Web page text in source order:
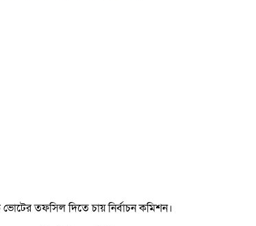
ভোটের তফসিল দিতে চায় নির্বাচন কমিশন।